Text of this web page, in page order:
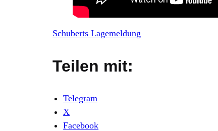
Schuberts Lagemeldung
Teilen mit:
Telegram
X
Facebook